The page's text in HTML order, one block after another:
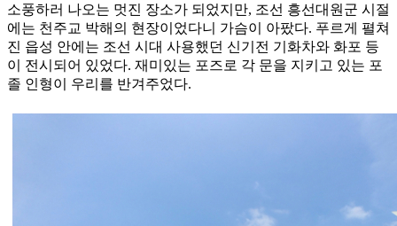
소풍하러 나오는 멋진 장소가 되었지만, 조선 흥선대원군 시절
에는 천주교 박해의 현장이었다니 가슴이 아팠다. 푸르게 펼쳐
진 읍성 안에는 조선 시대 사용했던 신기전 기화차와 화포 등
이 전시되어 있었다. 재미있는 포즈로 각 문을 지키고 있는 포
졸 인형이 우리를 반겨주었다.